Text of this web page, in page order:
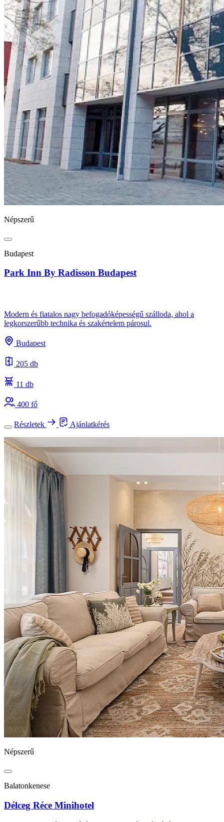
Népszerű
Budapest
Park Inn By Radisson Budapest
Modern és fiatalos nagy befogadóképességű szálloda, ahol a
legkorszerűbb technika és szakértelem párosul.
Budapest
205 db
11 db
400 fő
Részletek Ajánlatkérés
Népszerű
Balatonkenese
Délceg Réce Minihotel